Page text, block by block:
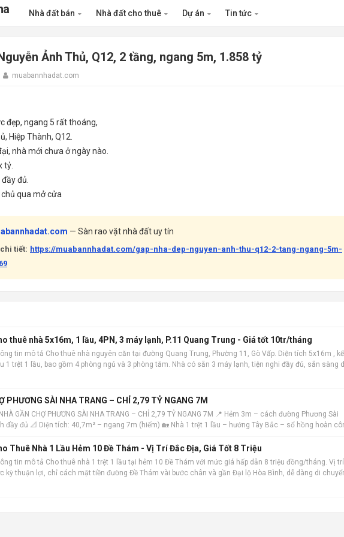
Nhà đất bán Nhà đất cho thuê Dự án Tin tức
Ảnh Thủ, Q12, 2 tầng, ngang 5m, 1.858 tỷ
muabannhadat.com
đẹp, ngang 5 rất thoáng,
Hiệp Thành, Q12.
nhà mới chưa ở ngày nào.
tỷ.
đủ.
chủ qua mở cửa
— Sàn rao vặt nhà đất uy tín
tiết: https://muabannhadat.com/gap-nha-dep-nguyen-anh-thu-q12-2-tang-ngang-5m-
thuê nhà 5x16m, 1 lầu, 4PN, 3 máy lạnh, P.11 Quang Trung - Giá tốt 10tr/tháng
tin mô tả Cho thuê nhà nguyên căn tại đường Quang Trung, Phường 11, Gò Vấp. Diện tích 5x16m ,
1 trệt 1 lầu, bao gồm 4 phòng ngủ và 3 phòng tắm. Nhà có sẵn 3 máy lạnh, tiện nghi đầy đủ, sẵn sàng
PHƯƠNG SÀI NHA TRANG – CHỈ 2,79 TỶ NGANG 7M
GẦN CHỢ PHƯƠNG SÀI NHA TRANG – CHỈ 2,79 TỶ NGANG 7M 📍 Hẻm 3m – cách đường Phương Sài
đầy đủ 📐 Diện tích: 40,7m² – ngang 7m (hiếm) 🏡 Nhà 1 trệt 1 lầu – hướng Tây Bắc – sổ hồng hoàn
Thuê Nhà 1 Lầu Hẻm 10 Đề Thám - Vị Trí Đắc Địa, Giá Tốt 8 Triệu
tin mô tả Cho thuê nhà 1 trệt 1 lầu tại hẻm 10 Đề Thám với mức giá hấp dẫn 8 triệu đồng/tháng. Vị trí
kỳ thuận lợi, chỉ cách mặt tiền đường Đề Thám vài bước chân và gần Đại lộ Hòa Bình, dễ dàng di